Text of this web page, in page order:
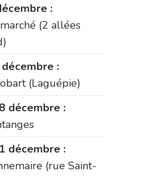
:
(2 allées
:
(Laguépie)
décembre :
décembre :
(rue Saint-